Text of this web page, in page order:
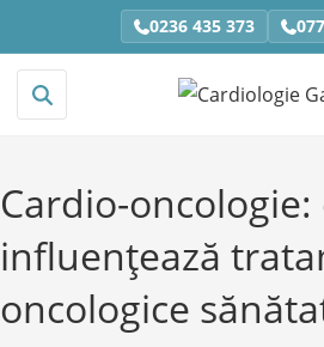
0236 435 373
Cardio-oncologie:
influențează
oncologice